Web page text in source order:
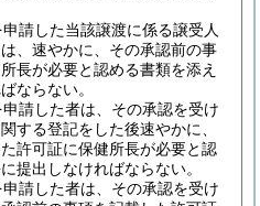
請した当該譲渡に係る譲受人
、速やかに、その承認前の事
長が必要と認める書類を添え
ならない。
請した者は、その承認を受け
する登記をした後速やかに、
許可証に保健所長が必要と認
提出しなければならない。
請した者は、その承認を受け